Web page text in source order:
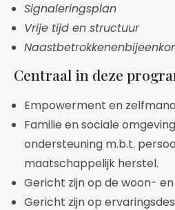
Signaleringsplan
Vrije tijd en structuur
Centraal in deze
Empowerment en
Familie en sociale
ondersteuning m.b.t.
maatschappelijk herstel.
Gericht zijn op de woon-
Gericht zijn op